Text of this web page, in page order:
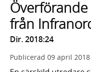
lista
med
sökförslag
från
Dir. 2018:24
Publicerad 09 april 2018